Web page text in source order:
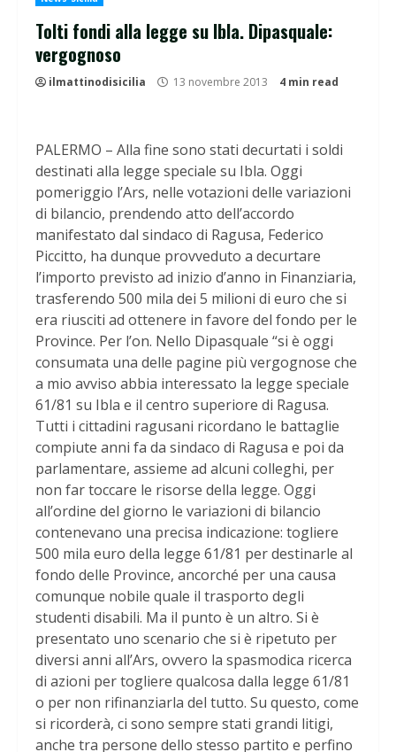
Tolti fondi alla legge su Ibla. Dipasquale:
vergognoso
ilmattinodisicilia 13 novembre 2013 4 min read
PALERMO – Alla fine sono stati decurtati i soldi
destinati alla legge speciale su Ibla. Oggi
pomeriggio l’Ars, nelle votazioni delle variazioni
di bilancio, prendendo atto dell’accordo
manifestato dal sindaco di Ragusa, Federico
Piccitto, ha dunque provveduto a decurtare
l’importo previsto ad inizio d’anno in Finanziaria,
trasferendo 500 mila dei 5 milioni di euro che si
era riusciti ad ottenere in favore del fondo per le
Province. Per l’on. Nello Dipasquale “si è oggi
consumata una delle pagine più vergognose che
a mio avviso abbia interessato la legge speciale
61/81 su Ibla e il centro superiore di Ragusa.
Tutti i cittadini ragusani ricordano le battaglie
compiute anni fa da sindaco di Ragusa e poi da
parlamentare, assieme ad alcuni colleghi, per
non far toccare le risorse della legge. Oggi
all’ordine del giorno le variazioni di bilancio
contenevano una precisa indicazione: togliere
500 mila euro della legge 61/81 per destinarle al
fondo delle Province, ancorché per una causa
comunque nobile quale il trasporto degli
studenti disabili. Ma il punto è un altro. Si è
presentato uno scenario che si è ripetuto per
diversi anni all’Ars, ovvero la spasmodica ricerca
di azioni per togliere qualcosa dalla legge 61/81
o per non rifinanziarla del tutto. Su questo, come
si ricorderà, ci sono sempre stati grandi litigi,
anche tra persone dello stesso partito e perfino